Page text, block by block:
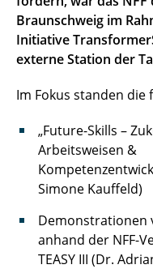
Braunschweig im
Initiative
externe Station der
Im Fokus standen die
„Future-Skills –
Arbeitsweisen &
Simone Kauffeld)
Demonstrationen
anhand der NFF-
TEASY III (Dr.